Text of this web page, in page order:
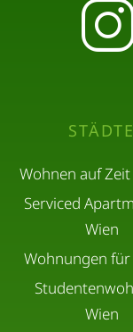
STÄDTE
Wohnen auf
Serviced
Wien
Wohnungen für
Wien